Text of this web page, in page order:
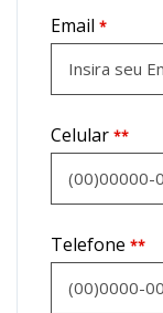
Email *
Celular **
Telefone **